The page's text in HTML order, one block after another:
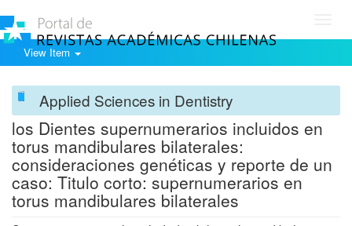
View Item
Applied Sciences in Dentistry
los Dientes supernumerarios incluidos en
torus mandibulares bilaterales:
consideraciones genéticas y reporte de un
caso: Titulo corto: supernumerarios en
torus mandibulares bilaterales